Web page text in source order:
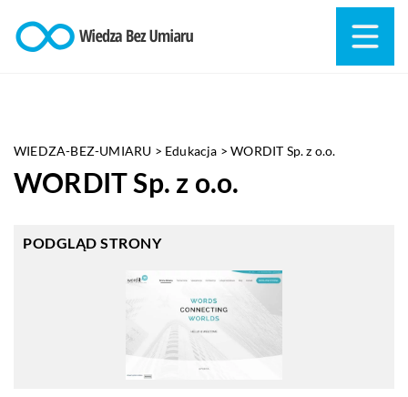
WIEDZA-BEZ-UMIARU > Edukacja >WORDIT Sp. z o.o.
WORDIT Sp. z o.o.
PODGLĄD STRONY